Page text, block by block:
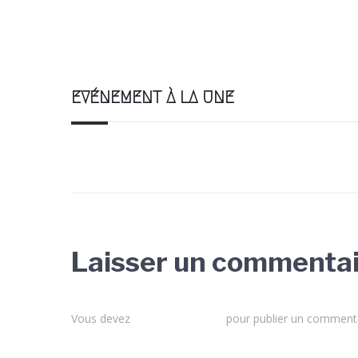
EVÉNEMENT À LA UNE
Laisser un
Vous devez pour publier un